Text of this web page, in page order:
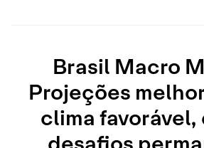
Brasil Macro
Projeções
clima favorável,